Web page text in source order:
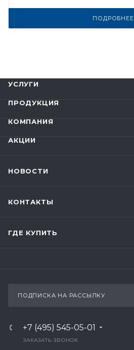
ПОДРОБНЕЕ
УСЛУГИ
ПРОДУКЦИЯ
КОМПАНИЯ
АКЦИИ
НОВОСТИ
КОНТАКТЫ
ГДЕ КУПИТЬ
ПОДПИСКА НА РАССЫЛКУ
+7 (495) 545-05-01
ЗАКАЗАТЬ ЗВОНОК